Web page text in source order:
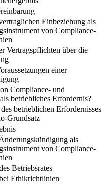
Einbeziehung als
von Compliance-
Vertragspflichten über die
einer
Compliance- und
betriebliches Erfordernis?
betrieblichen Erfordernisses
Grundsatz
als
von Compliance-
Betriebsrates
Ethikrichtlinien